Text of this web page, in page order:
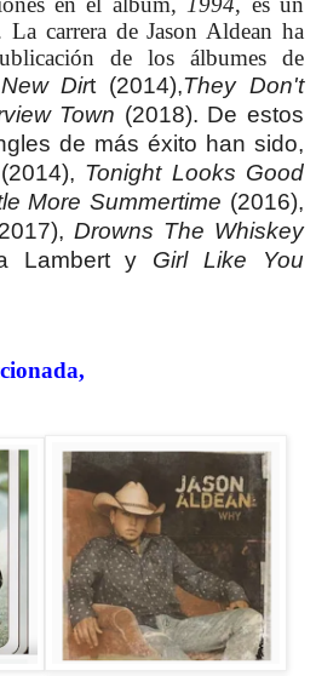
carrera de Jason Aldean ha
de los álbumes de
Dirt (2014),They Don't
Town (2018). De estos
de más éxito han sido,
(2014), Tonight Looks Good
More Summertime (2016),
, Drowns The Whiskey
Lambert y Girl Like You